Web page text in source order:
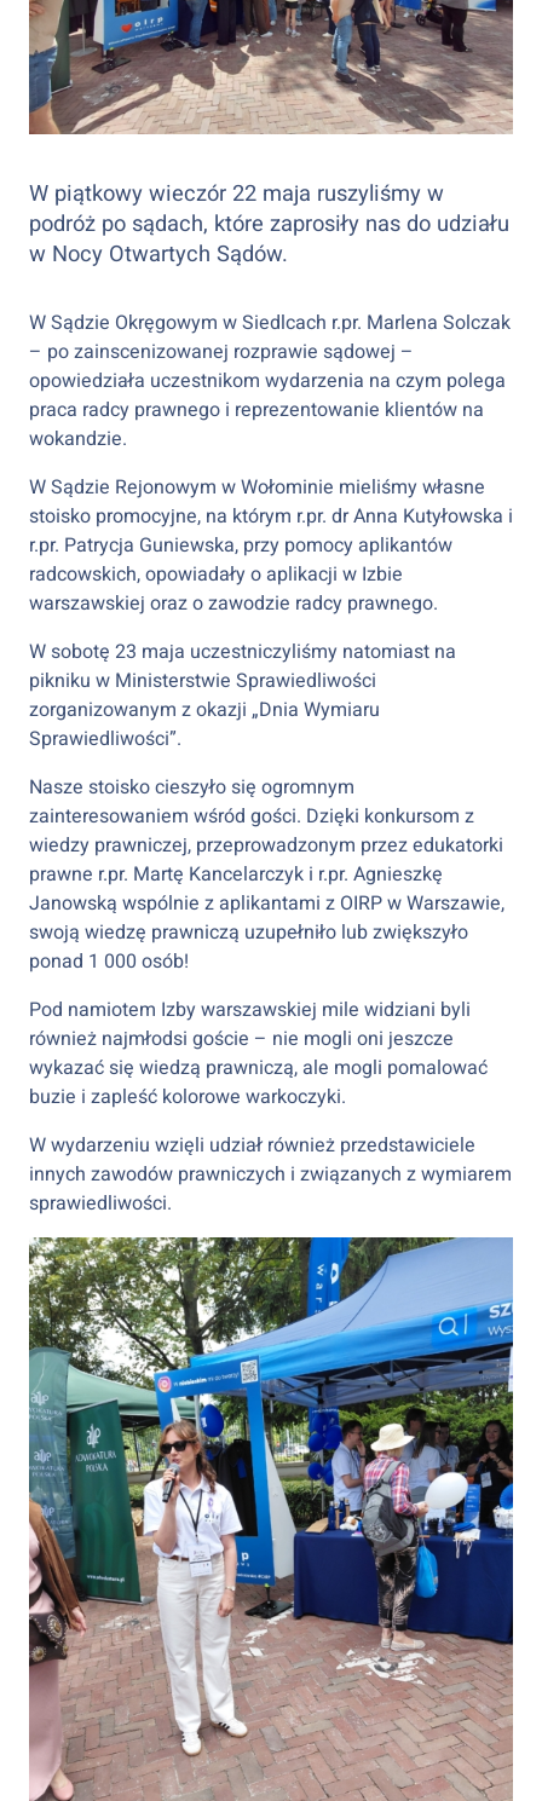
W piątkowy wieczór 22 maja ruszyliśmy w
podróż po sądach, które zaprosiły nas do udziału
w Nocy Otwartych Sądów.
W Sądzie Okręgowym w Siedlcach r.pr. Marlena Solczak
– po zainscenizowanej rozprawie sądowej –
opowiedziała uczestnikom wydarzenia na czym polega
praca radcy prawnego i reprezentowanie klientów na
wokandzie.
W Sądzie Rejonowym w Wołominie mieliśmy własne
stoisko promocyjne, na którym r.pr. dr Anna Kutyłowska i
r.pr. Patrycja Guniewska, przy pomocy aplikantów
radcowskich, opowiadały o aplikacji w Izbie
warszawskiej oraz o zawodzie radcy prawnego.
W sobotę 23 maja uczestniczyliśmy natomiast na
pikniku w Ministerstwie Sprawiedliwości
zorganizowanym z okazji „Dnia Wymiaru
Sprawiedliwości”.
Nasze stoisko cieszyło się ogromnym
zainteresowaniem wśród gości. Dzięki konkursom z
wiedzy prawniczej, przeprowadzonym przez edukatorki
prawne r.pr. Martę Kancelarczyk i r.pr. Agnieszkę
Janowską wspólnie z aplikantami z OIRP w Warszawie,
swoją wiedzę prawniczą uzupełniło lub zwiększyło
ponad 1 000 osób!
Pod namiotem Izby warszawskiej mile widziani byli
również najmłodsi goście – nie mogli oni jeszcze
wykazać się wiedzą prawniczą, ale mogli pomalować
buzie i zapleść kolorowe warkoczyki.
W wydarzeniu wzięli udział również przedstawiciele
innych zawodów prawniczych i związanych z wymiarem
sprawiedliwości.